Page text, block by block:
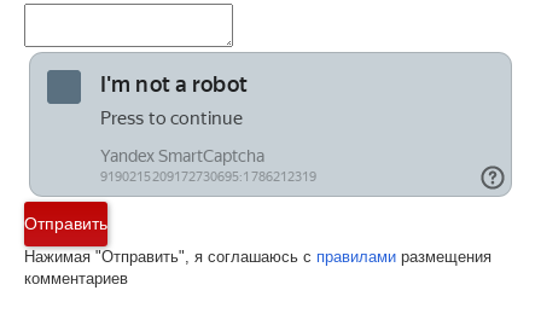
Отправить
Нажимая "Отправить", я соглашаюсь с правилами размещения
комментариев